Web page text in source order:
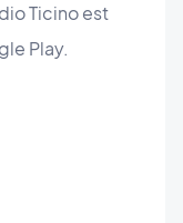
Ticino est
Play.